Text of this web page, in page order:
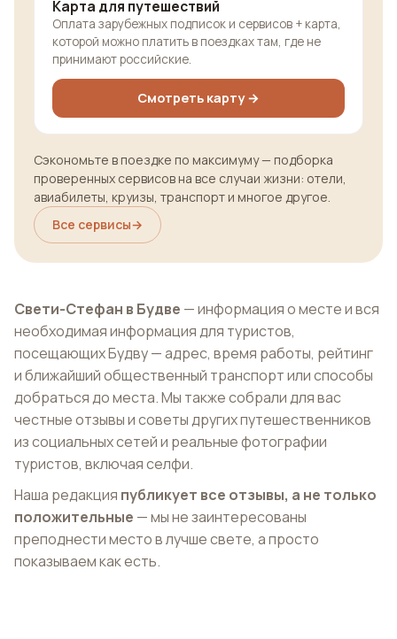
Карта для путешествий
Оплата зарубежных подписок и сервисов + карта,
которой можно платить в поездках там, где не
принимают российские.
Смотреть карту →
Сэкономьте в поездке по максимуму — подборка
проверенных сервисов на все случаи жизни: отели,
авиабилеты, круизы, транспорт и многое другое.
Все сервисы→
Свети-Стефан в Будве — информация о месте и вся
необходимая информация для туристов,
посещающих Будву — адрес, время работы, рейтинг
и ближайший общественный транспорт или способы
добраться до места. Мы также собрали для вас
честные отзывы и советы других путешественников
из социальных сетей и реальные фотографии
туристов, включая селфи.
Наша редакция публикует все отзывы, а не только
положительные — мы не заинтересованы
преподнести место в лучше свете, а просто
показываем как есть.